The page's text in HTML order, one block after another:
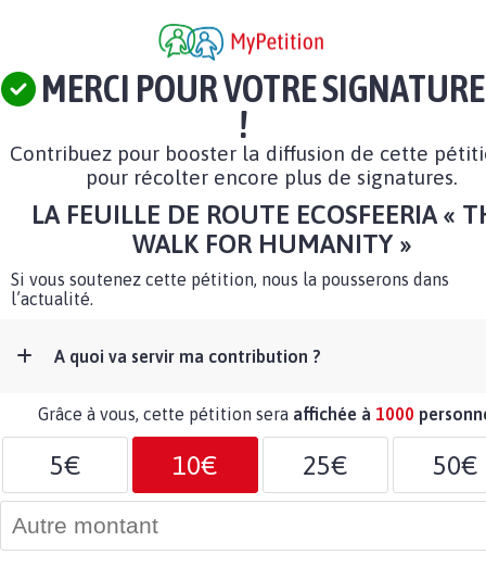
MERCI POUR VOTRE SIGNATURE
!
Contribuez pour booster la diffusion de cette
pour récolter encore plus de signatures.
LA FEUILLE DE ROUTE ECOSFEERIA «
WALK FOR HUMANITY »
Si vous soutenez cette pétition, nous la pousserons dans
l’actualité.
A quoi va servir ma contribution ?
Grâce à vous, cette pétition sera affichée à 1000
5€ 10€ 25€ 50€